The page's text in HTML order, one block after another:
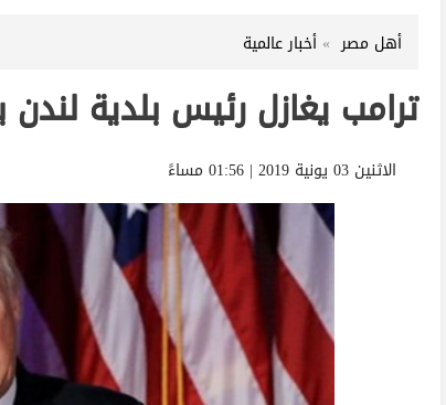
أهل مصر أخبار عالمية
ترامب يغازل رئيس بلدية
الاثنين 03 يونية 2019 | 01:56 مساءً